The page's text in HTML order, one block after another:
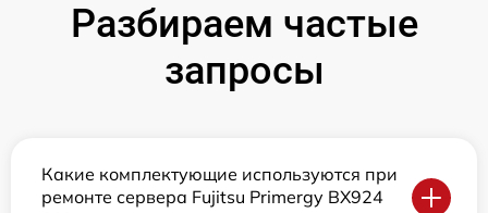
Разбираем частые
запросы
Какие комплектующие используются при
ремонте сервера Fujitsu Primergy BX924